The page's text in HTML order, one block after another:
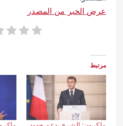
عرض الخبر من المصدر
مرتبط